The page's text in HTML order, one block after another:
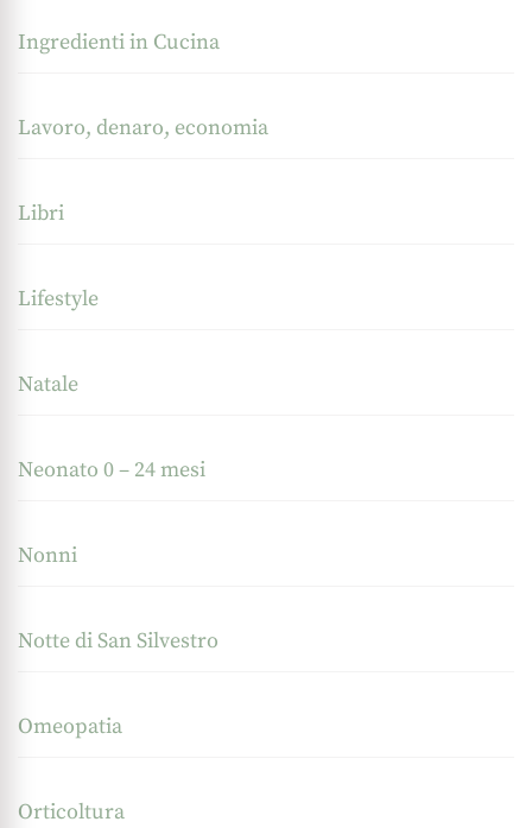
Ingredienti in Cucina
Lavoro, denaro, economia
Libri
Lifestyle
Natale
Neonato 0 – 24 mesi
Nonni
Notte di San Silvestro
Omeopatia
Orticoltura